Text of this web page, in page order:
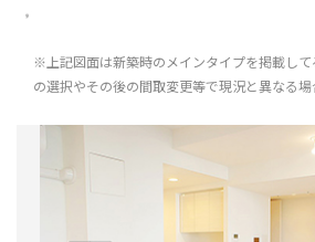
※上記図面は新築時のメインタイプを掲載して
の選択やその後の間取変更等で現況と異なる場